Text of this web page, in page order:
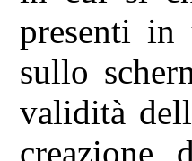
presenti in
sullo
validità
creazione